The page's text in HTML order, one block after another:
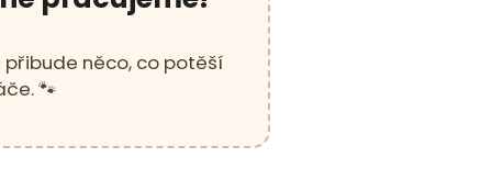
něco, co potěší
🐾